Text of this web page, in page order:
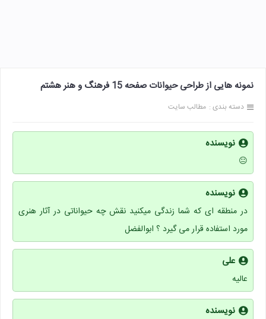
نمونه هایی از طراحی حیوانات صفحه 15 فرهنگ و هنر هشتم
دسته بندی : مطالب سایت
نویسنده
😐
نویسنده
در منطقه ای که شما زندگی میکنید نقش چه حیواناتی در آثار هنری
مورد استفاده قرار می گیرد ؟ ابوالفضل
علی
عالیه
نویسنده